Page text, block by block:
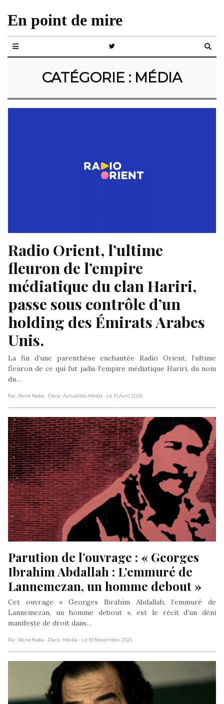
En point de mire
CATÉGORIE : MÉDIA
Radio Orient, l’ultime
fleuron de l’empire
médiatique du clan Hariri,
passe sous contrôle d’un
holding des Émirats Arabes
Unis.
La fin d’une parenthèse enchantée Radio Orient, l’ultime
fleuron de ce qui fut jadis l’empire médiatique Hariri, du nom
du…
Par : René Naba - Dans : Actualités Média - Le 15 Avril 2026
Parution de l’ouvrage : « Georges
Ibrahim Abdallah : L’emmuré de
Lannemezan, un homme debout »
Cet ouvrage « Georges Ibrahim Abdallah, l’emmuré de
Lannemezan, un homme debout », est le récit d’un déni
manifeste de droit dans…
Par : René Naba - Dans : Média - Le 10 Novembre 2025